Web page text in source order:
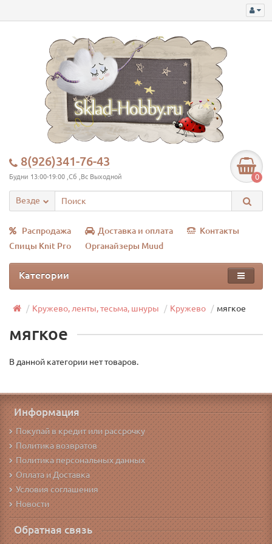
8(926)341-76-43
Будни 13:00-19:00 ,Сб ,Вс Выходной 0
Везде
Распродажа Доставка и оплата
Контакты
Спицы Knit Pro
Органайзеры Muud
Категории
Кружево, ленты, тесьма, шнуры Кружево мягкое
мягкое
В данной категории нет товаров.
Информация
Покупай в кредит или рассрочку
Политика возвратов
Политика персональных данных
Оплата и Доставка
Условия соглашения
Новости
Обратная связь